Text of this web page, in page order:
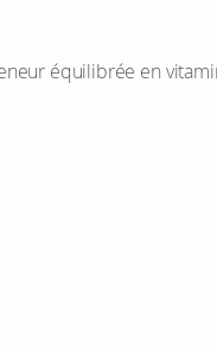
équi­li­brée en